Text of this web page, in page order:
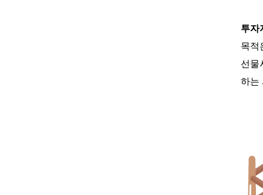
투자
목적
선물
하는